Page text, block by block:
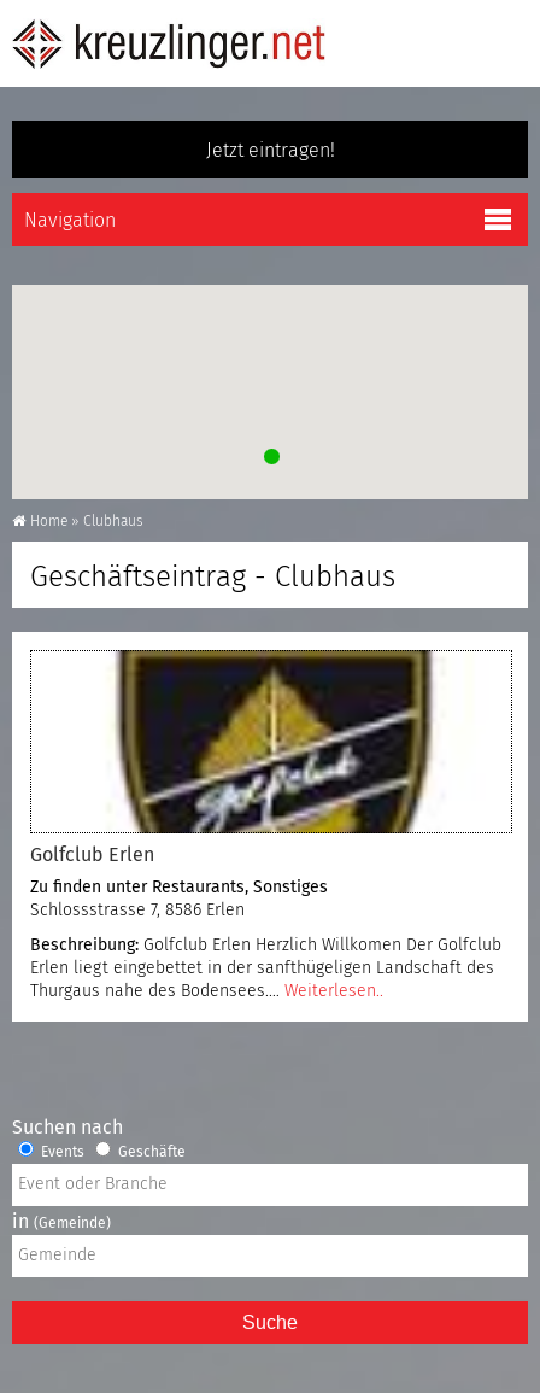
Jetzt eintragen!
Home » Clubhaus
Geschäftseintrag - Clubhaus
Golfclub Erlen
Zu finden unter Restaurants, Sonstiges
Schlossstrasse 7, 8586 Erlen
Beschreibung: Golfclub Erlen Herzlich Willkomen Der Golfclub
Erlen liegt eingebettet in der sanfthügeligen Landschaft des
Thurgaus nahe des Bodensees.… Weiterlesen..
Suchen nach
Events Geschäfte
in (Gemeinde)
Suche